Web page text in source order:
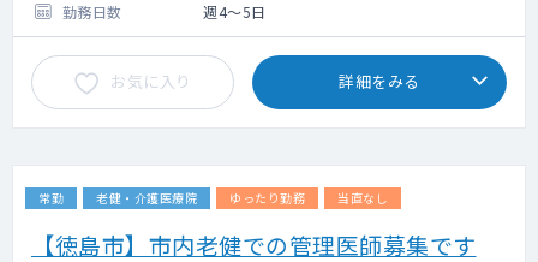
勤務日数 週4～5日
お気に入り 詳細をみる
常勤 老健・介護医療院 ゆったり勤務 当直なし
【徳島市】市内老健での管理医師募集です